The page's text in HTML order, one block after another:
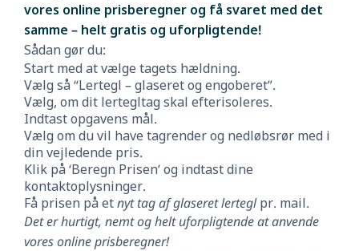
vores online prisberegner og få svaret med det
samme – helt gratis og uforpligtende!
Sådan gør du:
Start med at vælge tagets hældning.
Vælg så “Lertegl – glaseret og engoberet”.
Vælg, om dit lertegltag skal efterisoleres.
Indtast opgavens mål.
Vælg om du vil have tagrender og nedløbsrør med i
din vejledende pris.
Klik på ‘Beregn Prisen’ og indtast dine
kontaktoplysninger.
Få prisen på etnyt tag af glaseret lerteglpr. mail.
Det er hurtigt, nemt og helt uforpligtende at anvende
vores online prisberegner!